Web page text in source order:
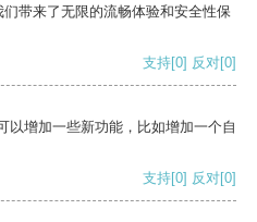
带来了无限的流畅体验和安全性保
支持[0] 反对[0]
以增加一些新功能，比如增加一个自
支持[0] 反对[0]